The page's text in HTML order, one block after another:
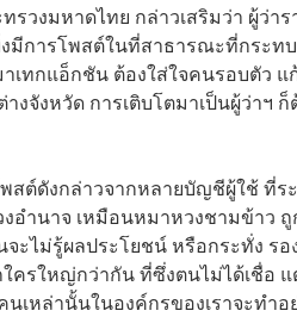
วงมหาดไทย กล่าวเสริมว่า ผู้ว่
มีการโพสต์ในที่สาธารณะที่กระท
เทกแอ็กชัน ต้องใส่ใจคนรอบตัว
งจังหวัด การเติบโตมาเป็นผู้ว่าฯ
ต์ดังกล่าวจากหลายบัญชีผู้ใช้ ที่ร
งอำนาจ เหมือนหมาหวงชามข้าว
ไม่รู้ผลประโยชน์ หรือกระทั่ง รอ
ครใหญ่กว่ากัน ที่ซึ่งตนไม่ได้เชื่อ
เหล่านั้นในองค์กรของเราจะทำ